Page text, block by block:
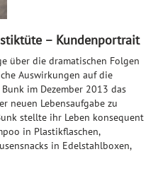
– Kundenportrait
über die dramatischen Folgen
Auswirkungen auf die
im Dezember 2013 das
neuen Lebensaufgabe zu
stellte ihr Leben konsequent
in Plastikflaschen,
in Edelstahlboxen,